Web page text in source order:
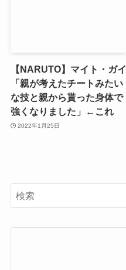
【NARUTO】マイト・ガイ
「親が考えたチートみたい
な技と親から貰った身体で
強くなりました」←これ
2022年1月25日